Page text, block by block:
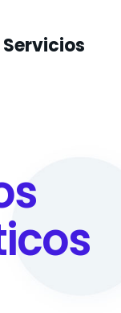
Servicios